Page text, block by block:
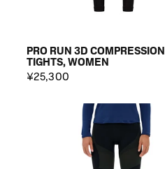
PRO RUN 3D COMPRESSION
TIGHTS, WOMEN
¥25,300